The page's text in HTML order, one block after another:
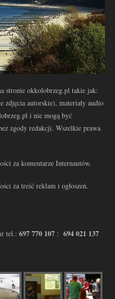
stronie okkolobrzeg.pl takie jak:
zdjęcia autorskie), materiały audio
i nie mogą być
zgody redakcji. Wszelkie prawa
za komentarze Internautów.
za treść reklam i ogłoszeń.
tel.: 697 770 107 : 694 021 137